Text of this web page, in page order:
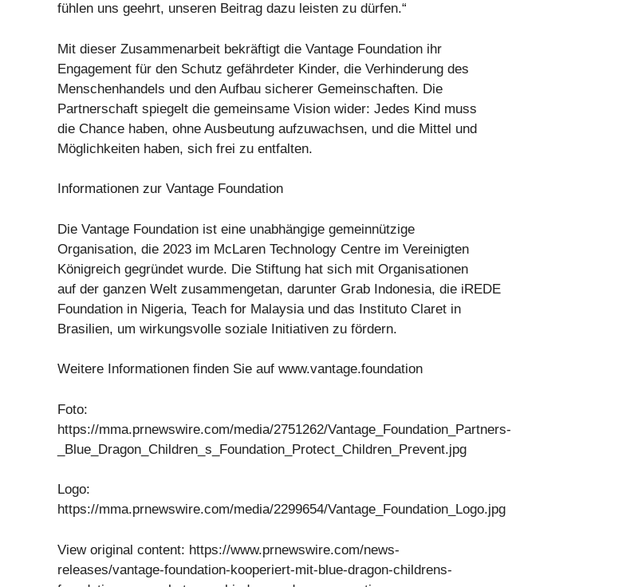
fühlen uns geehrt, unseren Beitrag dazu leisten zu dürfen.“
Mit dieser Zusammenarbeit bekräftigt die Vantage Foundation ihr
Engagement für den Schutz gefährdeter Kinder, die Verhinderung des
Menschenhandels und den Aufbau sicherer Gemeinschaften. Die
Partnerschaft spiegelt die gemeinsame Vision wider: Jedes Kind muss
die Chance haben, ohne Ausbeutung aufzuwachsen, und die Mittel und
Möglichkeiten haben, sich frei zu entfalten.
Informationen zur Vantage Foundation
Die Vantage Foundation ist eine unabhängige gemeinnützige
Organisation, die 2023 im McLaren Technology Centre im Vereinigten
Königreich gegründet wurde. Die Stiftung hat sich mit Organisationen
auf der ganzen Welt zusammengetan, darunter Grab Indonesia, die iREDE
Foundation in Nigeria, Teach for Malaysia und das Instituto Claret in
Brasilien, um wirkungsvolle soziale Initiativen zu fördern.
Weitere Informationen finden Sie auf www.vantage.foundation
Foto:
https://mma.prnewswire.com/media/2751262/Vantage_Foundation_Partners-
_Blue_Dragon_Children_s_Foundation_Protect_Children_Prevent.jpg
Logo:
https://mma.prnewswire.com/media/2299654/Vantage_Foundation_Logo.jpg
View original content: https://www.prnewswire.com/news-
releases/vantage-foundation-kooperiert-mit-blue-dragon-childrens-